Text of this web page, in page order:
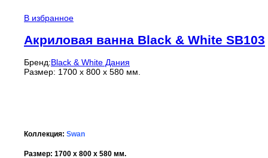
В избранное
Акриловая ванна Black & White SB103
Бренд:Black & White Дания
Размер: 1700 x 800 x 580 мм.
Коллекция: Swan
Размер: 1700 x 800 x 580 мм.